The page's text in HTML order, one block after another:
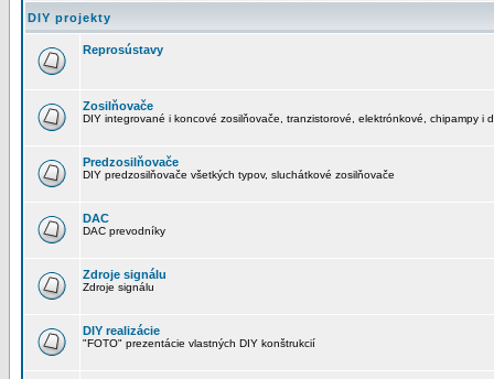
DIY projekty
Reprosústavy
Zosilňovače
DIY integrované i koncové zosilňovače, tranzistorové, elektrónkové, chipampy i
Predzosilňovače
DIY predzosilňovače všetkých typov, sluchátkové zosilňovače
DAC
DAC prevodníky
Zdroje signálu
Zdroje signálu
DIY realizácie
"FOTO" prezentácie vlastných DIY konštrukcií